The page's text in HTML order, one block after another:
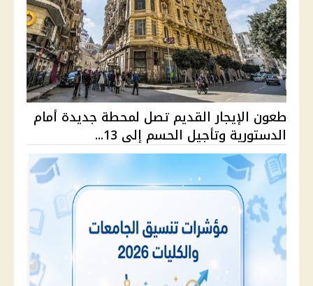
طعون الإيجار القديم تصل لمحطة جديدة أمام
الدستورية وتأجيل الحسم إلى 13...